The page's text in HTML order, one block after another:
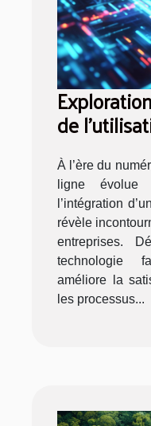
de
IA en
À l’ère du
ligne
l’intégration
révèle
entreprises.
technologie
améliore la
les processus...